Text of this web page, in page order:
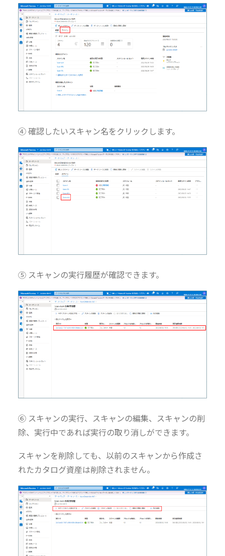
④ 確認したいスキャン名をクリックします。
⑤ スキャンの実行履歴が確認できます。
⑥ スキャンの実行、スキャンの編集、スキャンの削
除、実行中であれば実行の取り消しができます。
スキャンを削除しても、以前のスキャンから作成さ
れたカタログ資産は削除されません。